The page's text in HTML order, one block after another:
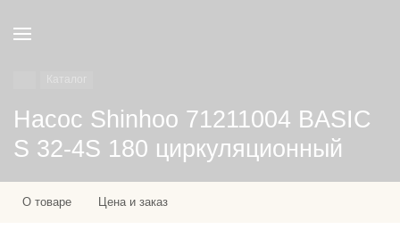
Насос Shinhoo 71211004 BASIC
S 32-4S 180 циркуляционный
О товаре Цена и заказ